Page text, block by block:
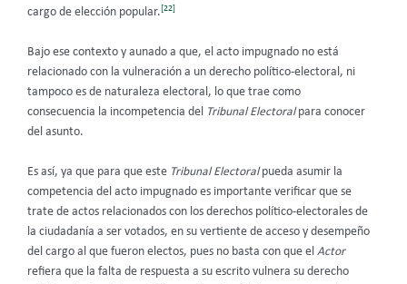
cargo de elección popular.[22]
Bajo ese contexto y aunado a que, el acto impugnado no está
relacionado con la vulneración a un derecho político-electoral, ni
tampoco es de naturaleza electoral, lo que trae como
consecuencia la incompetencia del
Tribunal Electoralpara conocer
del asunto.
Es así, ya que para que este Tribunal Electoralpueda asumir la
competencia del acto impugnado es importante verificar que se
trate de actos relacionados con los derechos político-electorales de
la ciudadanía a ser votados, en su vertiente de acceso y desempeño
del cargo al que fueron electos, pues no basta con que el Actor
refiera que la falta de respuesta a su escrito vulnera su derecho